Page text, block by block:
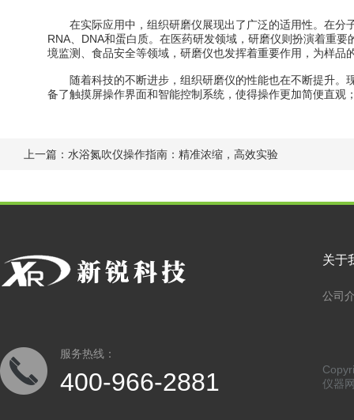
在实际应用中，组织研磨仪展现出了广泛的适用性。在分
RNA、DNA和蛋白质。在医药研发领域，研磨仪则扮演着重
境监测、食品安全等领域，研磨仪也发挥着重要作用，为样品
随着科技的不断进步，组织研磨仪的性能也在不断提升。
备了触摸屏操作界面和智能控制系统，使得操作更加简便直
上一篇： 水浴氮吹仪操作指南：精准浓缩，高效实验
服务热线：
400-966-2881
关于
公司
仪器